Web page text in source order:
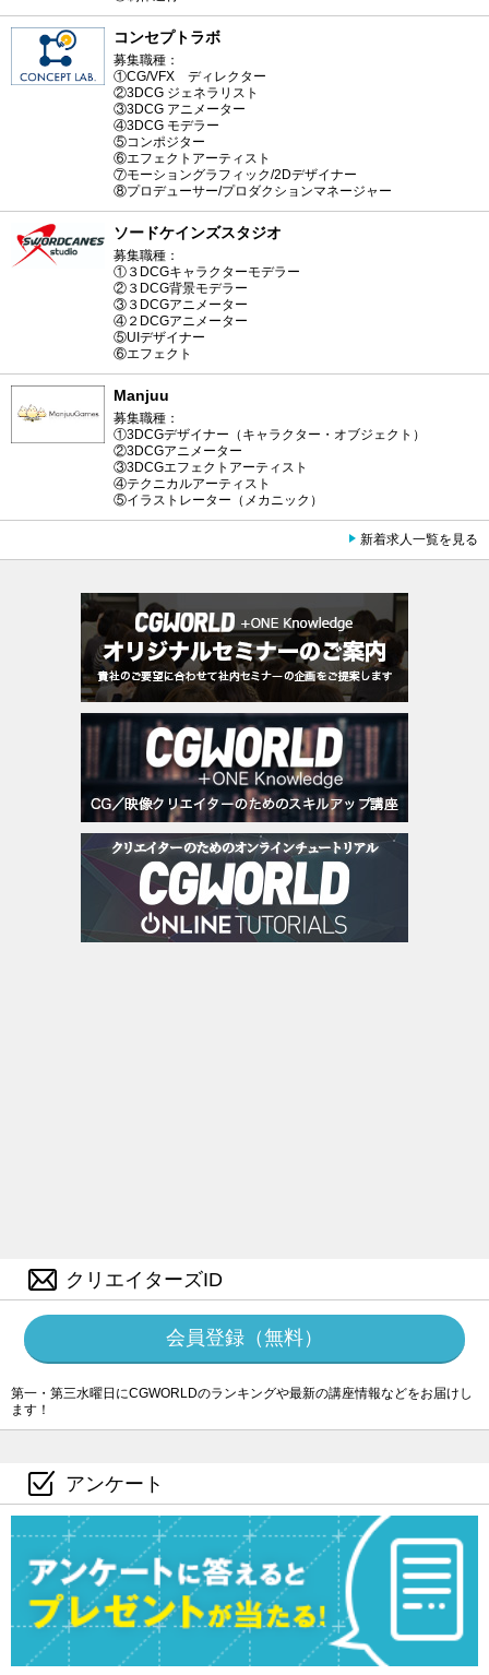
コンセプトラボ
募集職種：
①CG/VFX ディレクター
②3DCG ジェネラリスト
③3DCG アニメーター
④3DCG モデラー
⑤コンポジター
⑥エフェクトアーティスト
⑦モーショングラフィック/2Dデザイナー
⑧プロデューサー/プロダクションマネージャー
ソードケインズスタジオ
募集職種：
①３DCGキャラクターモデラー
②３DCG背景モデラー
③３DCGアニメーター
④２DCGアニメーター
⑤UIデザイナー
⑥エフェクト
Manjuu
募集職種：
①3DCGデザイナー（キャラクター・オブジェクト）
②3DCGアニメーター
③3DCGエフェクトアーティスト
④テクニカルアーティスト
⑤イラストレーター（メカニック）
新着求人一覧を見る
クリエイターズID
会員登録（無料）
第一・第三水曜日にCGWORLDのランキングや最新の講座情報などをお届けし
ます！
アンケート